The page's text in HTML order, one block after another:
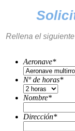
Rellena el
Aeronave*
Nº de horas*
Nombre*
Dirección*